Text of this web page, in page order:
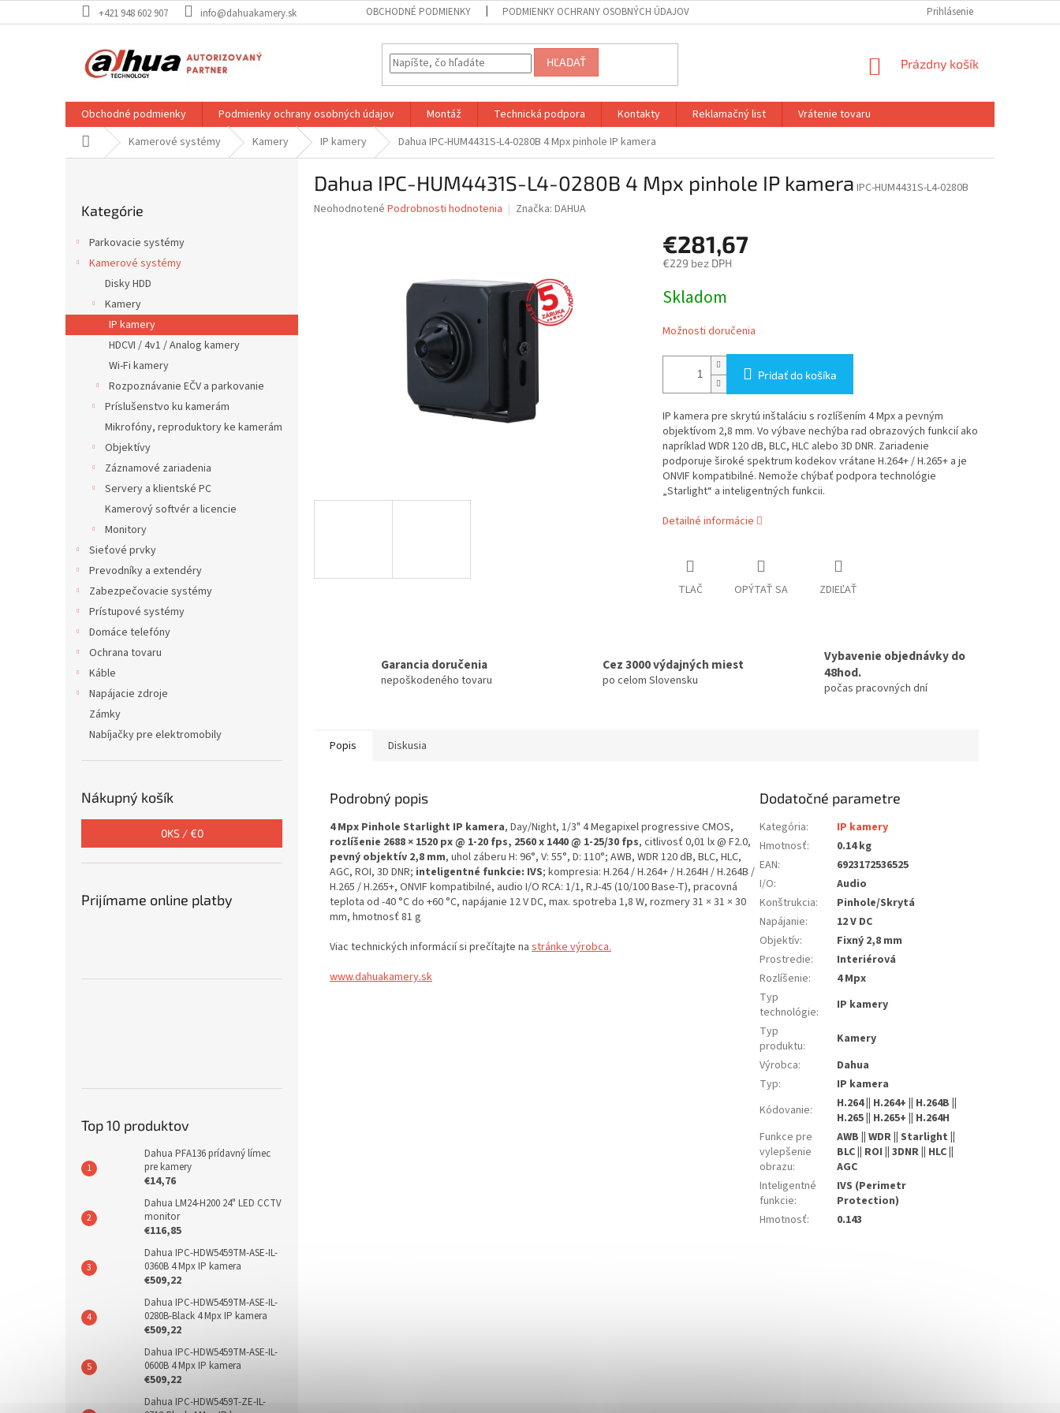
na
+421 948 602 907 info@dahuakamery.sk OBCHODNÉ PODMIENKY PODMIENKY OCHRANY OSOBNÝCH ÚDAJOV Prihlásenie
HĽADAŤ
NÁKUPNÝ
Prázdny košík
Obchodné podmienky Podmienky ochrany osobných údajov Montáž Technická podpora Kontakty Reklamačný list
Vrátenie tovaru
DomovKamerové systémy Kamery IP kamery Dahua IPC-HUM4431S-L4-0280B 4 Mpx pinhole IP kamera
kategórie
Kategórie
Parkovacie systémy
Kamerové systémy
Disky HDD
Kamery
IP kamery
HDCVI / 4v1 / Analog kamery
Wi-Fi kamery
Rozpoznávanie EČV a parkovanie
Príslušenstvo ku kamerám
Mikrofóny, reproduktory ke kamerám
Objektívy
Záznamové zariadenia
Servery a klientské PC
Kamerový softvér a licencie
Monitory
Sieťové prvky
Prevodníky a extendéry
Zabezpečovacie systémy
Prístupové systémy
Domáce telefóny
Ochrana tovaru
Káble
Napájacie zdroje
Zámky
Nabíjačky pre elektromobily
Nákupný košík
0KS /€0
Prijímame online platby
Top 10 produktov
Dahua PFA136 prídavný límec
pre kamery
€14,76
Dahua LM24-H200 24" LED CCTV
monitor
€116,85
Dahua IPC-HDW5459TM-ASE-IL-
0360B 4 Mpx IP kamera
€509,22
Dahua IPC-HDW5459TM-ASE-IL-
0280B-Black 4 Mpx IP kamera
€509,22
Dahua IPC-HDW5459TM-ASE-IL-
0600B 4 Mpx IP kamera
€509,22
Dahua IPC-HDW5459T-ZE-IL-
Dahua IPC-HUM4431S-L4-0280B 4 Mpx pinhole IP kamera IPC-HUM4431S-L4-0280B
Priemerné
Neohodnotené Podrobnosti hodnotenia Značka: DAHUA
€281,67
€229 bez DPH
cena:
Skladom
Možnosti doručenia
Pridať do košíka
IP kamera pre skrytú inštaláciu s rozlíšením 4 Mpx a pevným
objektívom 2,8 mm. Vo výbave nechýba rad obrazových funkcií ako
napríklad WDR 120 dB, BLC, HLC alebo 3D DNR. Zariadenie
podporuje široké spektrum kodekov vrátane H.264+ / H.265+ a je
ONVIF kompatibilné. Nemože chýbať podpora technológie
„Starlight“ a inteligentných funkcii.
Detailné informácie
TLAČ OPÝTAŤ SA ZDIEĽAŤ
Garancia doručenia
nepoškodeného tovaru
Cez 3000 výdajných miest
po celom Slovensku
Vybavenie objednávky do
48hod.
počas pracovných dní
Popis Diskusia
Podrobný popis
4 Mpx Pinhole Starlight IP kamera, Day/Night, 1/3" 4 Megapixel progressive CMOS,
rozlíšenie 2688 × 1520 px @ 1-20 fps, 2560 x 1440 @ 1-25/30 fps, citlivosť 0,01 lx @ F2.0,
pevný objektív 2,8 mm, uhol záberu H: 96°, V: 55°, D: 110°; AWB, WDR 120 dB, BLC, HLC,
AGC, ROI, 3D DNR; inteligentné funkcie: IVS; kompresia: H.264 / H.264+ / H.264H / H.264B /
H.265 / H.265+, ONVIF kompatibilné, audio I/O RCA: 1/1, RJ-45 (10/100 Base-T), pracovná
teplota od -40 °C do +60 °C, napájanie 12 V DC, max. spotreba 1,8 W, rozmery 31 × 31 × 30
mm, hmotnosť 81 g
Viac technických informácií si prečítajte na stránke výrobca.
www.dahuakamery.sk
Dodatočné parametre
Kategória:
IP kamery
Hmotnosť:
0.14 kg
EAN:
6923172536525
I/O:
Audio
Konštrukcia:
Pinhole/Skrytá
Napájanie:
12 V DC
Objektív:
Fixný 2,8 mm
Prostredie:
Interiérová
Rozlíšenie:
4 Mpx
Typ
technológie:
IP kamery
Typ
produktu:
Kamery
Výrobca:
Dahua
Typ:
IP kamera
Kódovanie:
H.264 || H.264+ || H.264B ||
H.265 || H.265+ || H.264H
Funkce pre
vylepšenie
obrazu:
AWB || WDR || Starlight ||
BLC || ROI || 3DNR || HLC ||
AGC
Inteligentné
funkcie:
IVS (Perimetr
Protection)
Hmotnosť: 0.143